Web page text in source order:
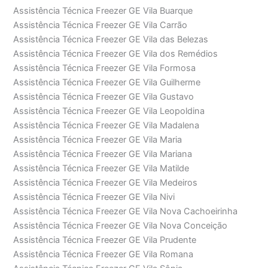
Assistência Técnica Freezer GE Vila Buarque
Assistência Técnica Freezer GE Vila Carrão
Assistência Técnica Freezer GE Vila das Belezas
Assistência Técnica Freezer GE Vila dos Remédios
Assistência Técnica Freezer GE Vila Formosa
Assistência Técnica Freezer GE Vila Guilherme
Assistência Técnica Freezer GE Vila Gustavo
Assistência Técnica Freezer GE Vila Leopoldina
Assistência Técnica Freezer GE Vila Madalena
Assistência Técnica Freezer GE Vila Maria
Assistência Técnica Freezer GE Vila Mariana
Assistência Técnica Freezer GE Vila Matilde
Assistência Técnica Freezer GE Vila Medeiros
Assistência Técnica Freezer GE Vila Nivi
Assistência Técnica Freezer GE Vila Nova Cachoeirinha
Assistência Técnica Freezer GE Vila Nova Conceição
Assistência Técnica Freezer GE Vila Prudente
Assistência Técnica Freezer GE Vila Romana